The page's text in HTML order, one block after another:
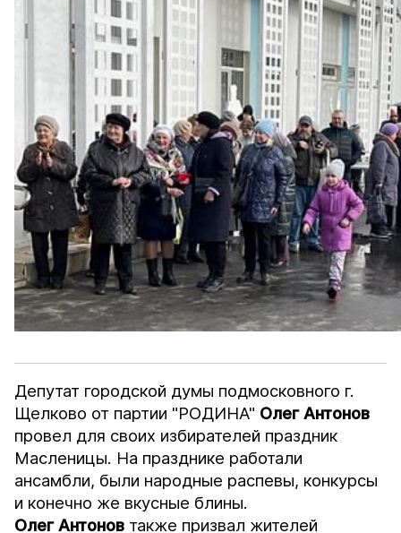
Депутат городской думы подмосковного г.
Щелково от партии "РОДИНА" Олег Антонов
провел для своих избирателей праздник
Масленицы. На празднике работали
ансамбли, были народные распевы, конкурсы
и конечно же вкусные блины.
Олег Антонов также призвал жителей